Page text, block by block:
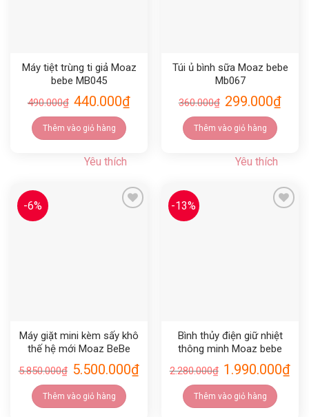
Máy tiệt trùng ti giả Moaz
bebe MB045
490.000₫ 440.000₫
Thêm vào giỏ hàng
Yêu thích
Túi ủ bình sữa Moaz bebe
Mb067
360.000₫ 299.000₫
Thêm vào giỏ hàng
Yêu thích
-6%
Máy giặt mini kèm sấy khô
thế hệ mới Moaz BeBe
MB119
5.850.000₫ 5.500.000₫
Thêm vào giỏ hàng
-13%
Bình thủy điện giữ nhiệt
thông minh Moaz bebe
MB071
2.280.000₫ 1.990.000₫
Thêm vào giỏ hàng